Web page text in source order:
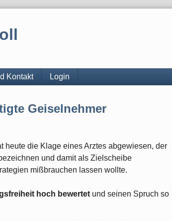
Kontakt Login
Geiselnehmer
heute die Klage eines Arztes abgewiesen, der
und damit als Zielscheibe
mißbrauchen lassen wollte.
hoch bewertet und seinen Spruch so